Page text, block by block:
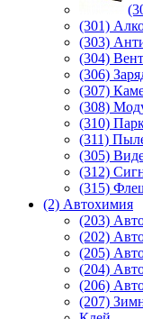
(301)
(303)
(304)
(306)
(307)
(308)
(310)
(311)
(305)
(312)
(315)
(2) Автохимия
(203)
(202)
(205)
(204)
(206)
(207)